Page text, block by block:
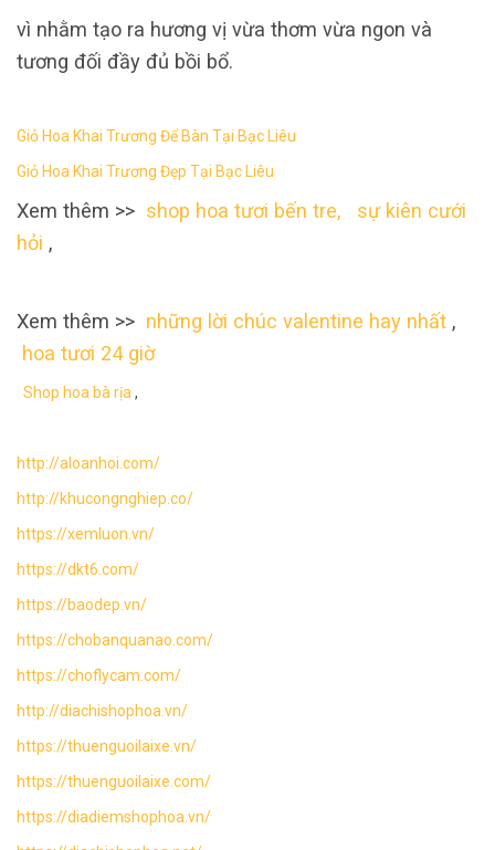
vì nhằm tạo ra hương vị vừa thơm vừa ngon và
tương đối đầy đủ bồi bổ.
Giỏ Hoa Khai Trương Để Bàn Tại Bạc Liêu
Giỏ Hoa Khai Trương Đẹp Tại Bạc Liêu
Xem thêm >> shop hoa tươi bến tre,
sự kiên cưới
hỏi ,
Xem thêm >> những lời chúc valentine hay nhất ,
hoa tươi 24 giờ
Shop hoa bà rịa,
http://aloanhoi.com/
http://khucongnghiep.co/
https://xemluon.vn/
https://dkt6.com/
https://baodep.vn/
https://chobanquanao.com/
https://choflycam.com/
http://diachishophoa.vn/
https://thuenguoilaixe.vn/
https://thuenguoilaixe.com/
https://diadiemshophoa.vn/